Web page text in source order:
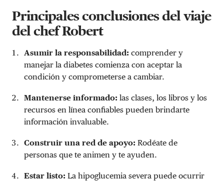
Principales conclusiones del viaje
del chef Robert
Asumir la responsabilidad: comprender y
manejar la diabetes comienza con aceptar la
condición y comprometerse a cambiar.
Mantenerse informado: las clases, los libros y los
recursos en línea confiables pueden brindarte
información invaluable.
Construir una red de apoyo: Rodéate de
personas que te animen y te ayuden.
Estar listo: La hipoglucemia severa puede ocurrir